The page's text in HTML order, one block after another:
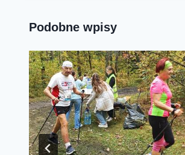
Podobne wpisy